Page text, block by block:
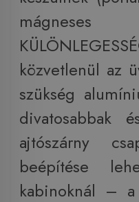
közvetlenül az
szükség
divatosabbak
ajtószárny
beépítése
kabinoknál – a